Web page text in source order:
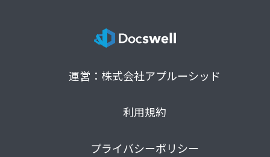
運営：株式会社アプルーシッド
利用規約
プライバシーポリシー